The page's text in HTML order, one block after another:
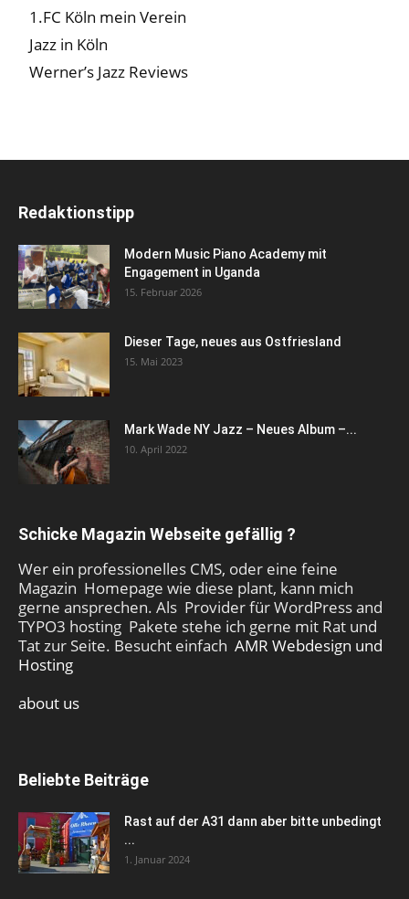
1.FC Köln mein Verein
Jazz in Köln
Werner’s Jazz Reviews
Redaktionstipp
Modern Music Piano Academy mit
Engagement in Uganda
15. Februar 2026
Dieser Tage, neues aus Ostfriesland
15. Mai 2023
Mark Wade NY Jazz – Neues Album –...
10. April 2022
Schicke Magazin Webseite gefällig ?
Wer ein professionelles CMS, oder eine feine
Magazin Homepage wie diese plant, kann mich
gerne ansprechen. Als Provider für WordPress and
TYPO3 hosting Pakete stehe ich gerne mit Rat und
Tat zur Seite. Besucht einfach AMR Webdesign und
Hosting
about us
Beliebte Beiträge
Rast auf der A31 dann aber bitte unbedingt
...
1. Januar 2024